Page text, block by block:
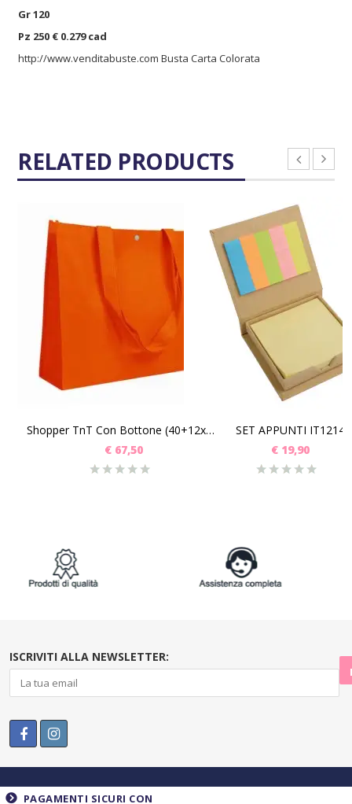
Gr 120
Pz 250 € 0.279 cad
http://www.venditabuste.com Busta Carta Colorata
RELATED PRODUCTS
SCEGLI
Shopper TnT Con Bottone (40+12x32) Pz 50
€67,50
SCEGLI
SET APPUNTI IT1214
€19,90
ISCRIVITI ALLA NEWSLETTER:
PAGAMENTI SICURI CON